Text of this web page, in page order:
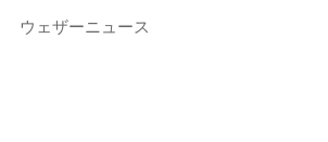
ウェザーニュース